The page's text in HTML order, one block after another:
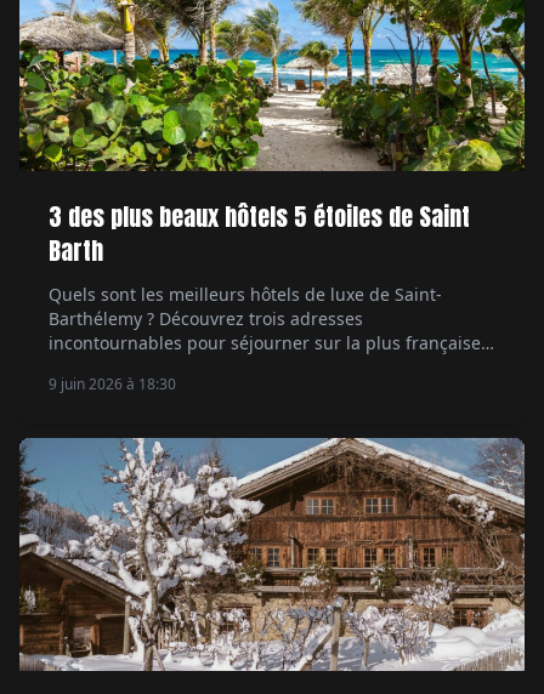
3 des plus beaux hôtels 5 étoiles de Saint
Barth
Quels sont les meilleurs hôtels de luxe de Saint-
Barthélemy ? Découvrez trois adresses
incontournables pour séjourner sur la plus française
9 juin 2026 à 18:30